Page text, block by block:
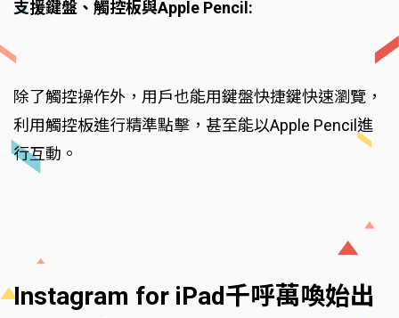
支援鍵盤、觸控板與Apple Pencil:
除了觸控操作外，用戶也能用鍵盤快捷鍵快速瀏覽，
利用觸控板進行精準點擊，甚至能以Apple Pencil進
行互動。
Instagram for iPad千呼萬喚始出